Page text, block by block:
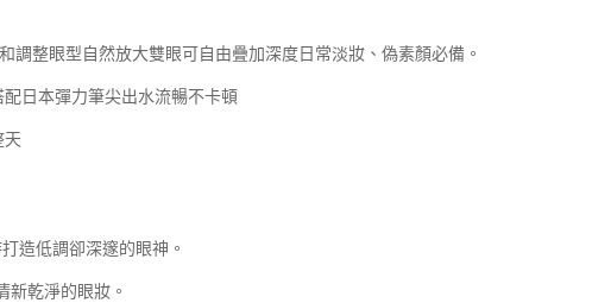
整眼型自然放大雙眼可自由疊加深度日常淡妝、偽素顏必備。
日本彈力筆尖出水流暢不卡頓
天
造低調卻深邃的眼神。
新乾淨的眼妝。